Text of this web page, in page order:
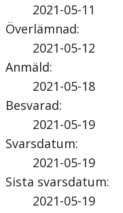
2021-05-11
Överlämnad:
2021-05-12
Anmäld:
2021-05-18
Besvarad:
2021-05-19
Svarsdatum:
2021-05-19
Sista svarsdatum:
2021-05-19